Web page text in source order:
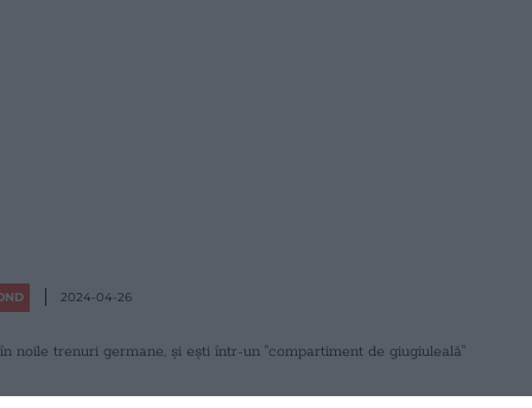
2024-04-26
noile trenuri germane, și ești într-un "compartiment de giugiuleală"